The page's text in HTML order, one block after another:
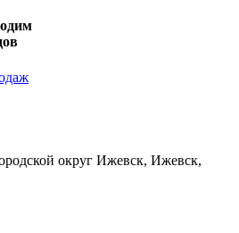
округ Ижевск, Ижевск,